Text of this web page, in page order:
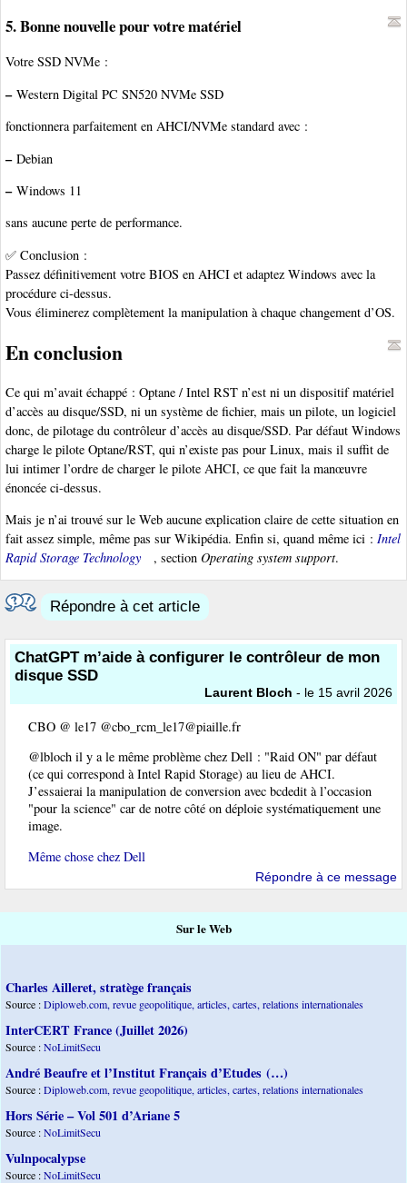
5. Bonne nouvelle pour votre matériel
Votre SSD NVMe :
–Western Digital PC SN520 NVMe SSD
fonctionnera parfaitement en AHCI/NVMe standard avec :
–Debian
–Windows 11
sans aucune perte de performance.
✅ Conclusion :
Passez définitivement votre BIOS en AHCI et adaptez Windows avec la
procédure ci-dessus.
Vous éliminerez complètement la manipulation à chaque changement d’OS.
En conclusion
Ce qui m’avait échappé : Optane / Intel RST n’est ni un dispositif matériel
d’accès au disque/SSD, ni un système de fichier, mais un pilote, un logiciel
donc, de pilotage du contrôleur d’accès au disque/SSD. Par défaut Windows
charge le pilote Optane/RST, qui n’existe pas pour Linux, mais il suffit de
lui intimer l’ordre de charger le pilote AHCI, ce que fait la manœuvre
énoncée ci-dessus.
Mais je n’ai trouvé sur le Web aucune explication claire de cette situation en
fait assez simple, même pas sur Wikipédia. Enfin si, quand même ici : Intel
Rapid Storage Technology
, section Operating system support.
Répondre à cet article
ChatGPT m’aide à configurer le contrôleur de mon
disque SSD
Laurent Bloch - le 15 avril 2026
CBO @ le17 @cbo_rcm_le17@piaille.fr
@lbloch il y a le même problème chez Dell : "Raid ON" par défaut
(ce qui correspond à Intel Rapid Storage) au lieu de AHCI.
J’essaierai la manipulation de conversion avec bcdedit à l’occasion
"pour la science" car de notre côté on déploie systématiquement une
image.
Même chose chez Dell
Répondre à ce message
Sur le Web
Charles Ailleret, stratège français
Source :Diploweb.com, revue geopolitique, articles, cartes, relations internationales
InterCERT France (Juillet 2026)
Source :NoLimitSecu
André Beaufre et l’Institut Français d’Etudes (…)
Source :Diploweb.com, revue geopolitique, articles, cartes, relations internationales
Hors Série – Vol 501 d’Ariane 5
Source :NoLimitSecu
Vulnpocalypse
Source :NoLimitSecu